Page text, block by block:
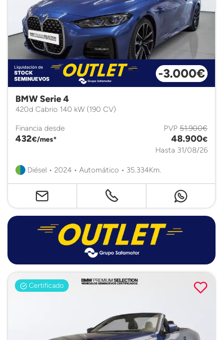
-3.000€
BMW Serie 4
420d Cabrio 140 kW (190 CV)
Financia desde
432€/mes*
PVP 51.900€
48.900€
Hasta 31/08/26
Diésel • 2024 • Automático • 35.334Km.
Certificado